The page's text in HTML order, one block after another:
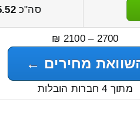
סה"כ
2700 – 2100 ₪
מחירים ←
מתוך 4 חברות הובלות